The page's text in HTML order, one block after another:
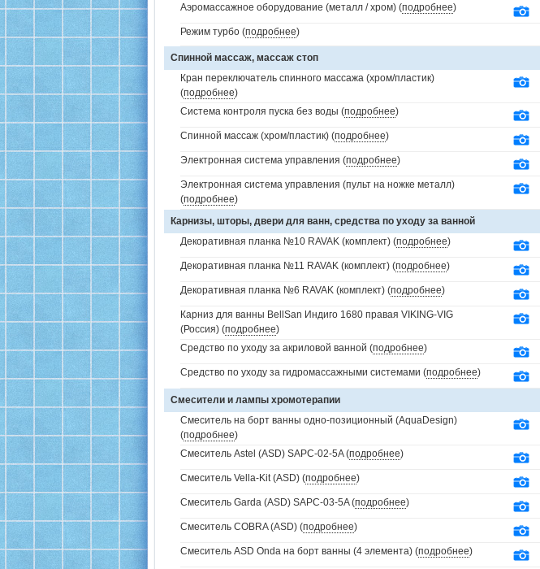
Аэромассажное оборудование (металл / хром) (подробнее)
Режим турбо (подробнее)
Спинной массаж, массаж стоп
Кран переключатель спинного массажа (хром/пластик)
(подробнее)
Система контроля пуска без воды (подробнее)
Спинной массаж (хром/пластик) (подробнее)
Электронная система управления (подробнее)
Электронная система управления (пульт на ножке металл)
(подробнее)
Карнизы, шторы, двери для ванн, средства по уходу за ванной
Декоративная планка №10 RAVAK (комплект) (подробнее)
Декоративная планка №11 RAVAK (комплект) (подробнее)
Декоративная планка №6 RAVAK (комплект) (подробнее)
Карниз для ванны BellSan Индиго 1680 правая VIKING-VIG
(Россия) (подробнее)
Средство по уходу за акриловой ванной (подробнее)
Средство по уходу за гидромассажными системами (подробнее)
Смесители и лампы хромотерапии
Смеситель на борт ванны одно-позиционный (AquaDesign)
(подробнее)
Смеситель Astel (ASD) SAPC-02-5A (подробнее)
Смеситель Vella-Kit (ASD) (подробнее)
Смеситель Garda (ASD) SAPC-03-5A (подробнее)
Смеситель COBRA (ASD) (подробнее)
Смеситель ASD Onda на борт ванны (4 элемента) (подробнее)